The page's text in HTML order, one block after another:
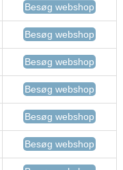
Besøg webshop
Besøg webshop
Besøg webshop
Besøg webshop
Besøg webshop
Besøg webshop